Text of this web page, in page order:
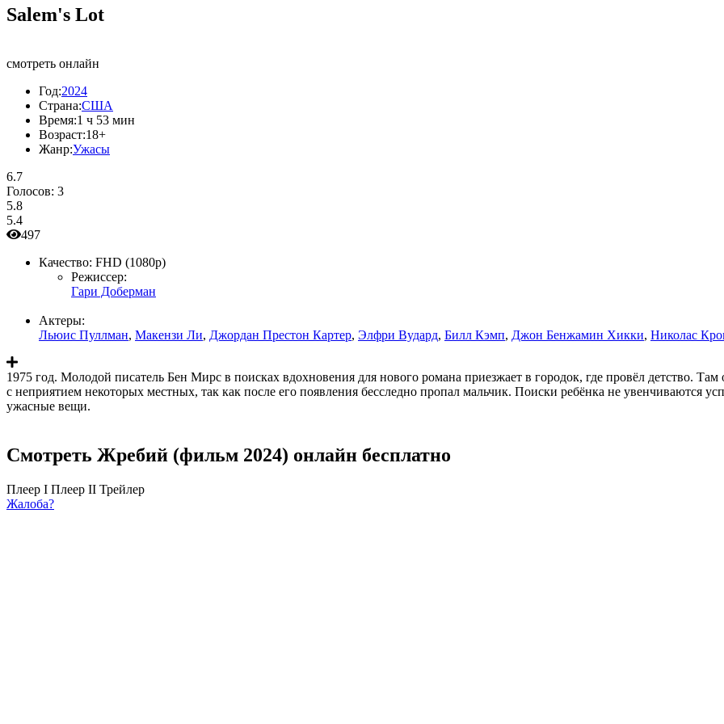
Salem's Lot
смотреть онлайн
Год:2024
Страна:США
Время:1 ч 53 мин
Возраст:18+
Жанр:Ужасы
6.7
Голосов: 3
5.8
5.4
497
Качество: FHD (1080p)
Режиссер:
Гари Доберман
Актеры:
Льюис Пуллман, Макензи Ли, Джордан Престон Картер, Элфри Вудард, Билл Кэмп, Джон Бенжамин Хикки, Николас
1975 год. Молодой писатель Бен Мирс в поисках вдохновения для нового романа приезжает в городок, где провёл детство.
с неприятием некоторых местных, так как после его появления бесследно пропал мальчик. Поиски ребёнка не увенчиваются
ужасные вещи.
Смотреть Жребий (фильм 2024) онлайн бесплатно
Плеер I Плеер II Трейлер
Жалоба?